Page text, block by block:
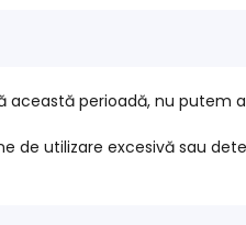
această perioadă, nu putem
de utilizare excesivă sau